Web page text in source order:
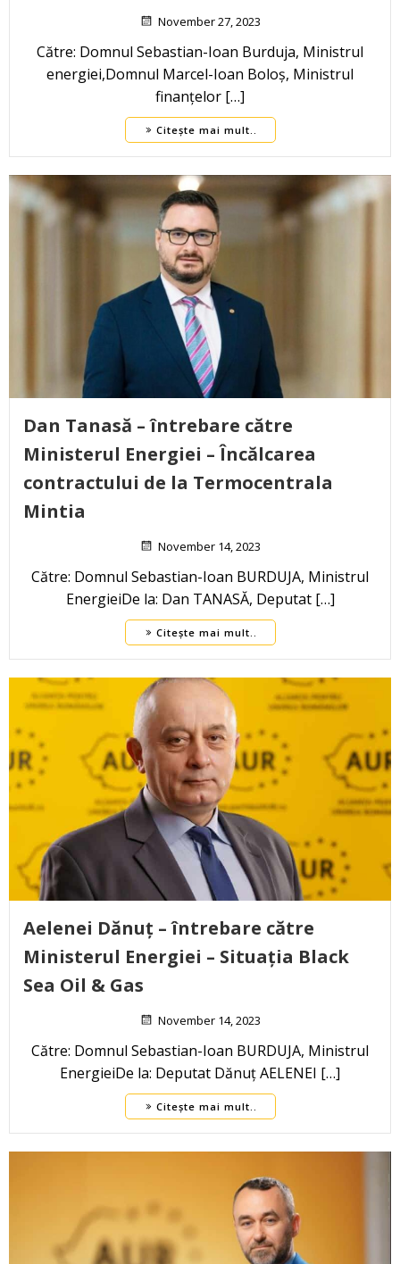
November 27, 2023
Către: Domnul Sebastian-Ioan Burduja, Ministrul
energiei,Domnul Marcel-Ioan Boloș, Ministrul
finanțelor […]
Citește mai mult..
Dan Tanasă – întrebare către
Ministerul Energiei – Încălcarea
contractului de la Termocentrala
Mintia
November 14, 2023
Către: Domnul Sebastian-Ioan BURDUJA, Ministrul
EnergieiDe la: Dan TANASĂ, Deputat […]
Citește mai mult..
Aelenei Dănuț – întrebare către
Ministerul Energiei – Situația Black
Sea Oil & Gas
November 14, 2023
Către: Domnul Sebastian-Ioan BURDUJA, Ministrul
EnergieiDe la: Deputat Dănuț AELENEI […]
Citește mai mult..